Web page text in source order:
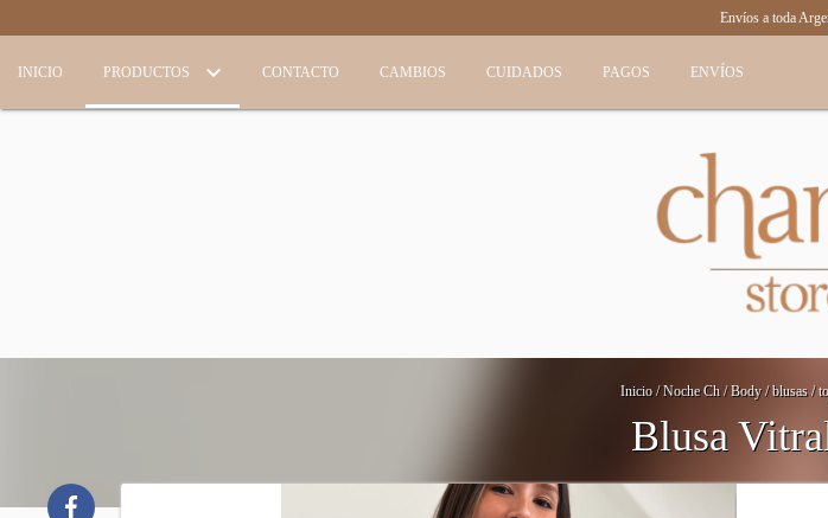
Envíos a toda
INICIO PRODUCTOS CONTACTO CAMBIOS CUIDADOS PAGOS ENVÍOS
Inicio / Noche Ch / Body / blusas /
Blusa